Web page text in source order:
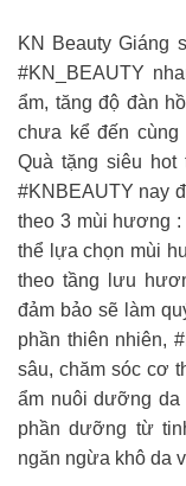
KN Beauty Giáng
#KN_BEAUTY
ẩm, tăng độ đàn
chưa kể đến cùng
Quà tặng siêu
#KNBEAUTY nay
theo 3 mùi hương :
thể lựa chọn mùi
theo tầng lưu
đảm bảo sẽ làm
phần thiên nhiên,
sâu, chăm sóc cơ
ẩm nuôi dưỡng da
phần dưỡng từ
ngăn ngừa khô da